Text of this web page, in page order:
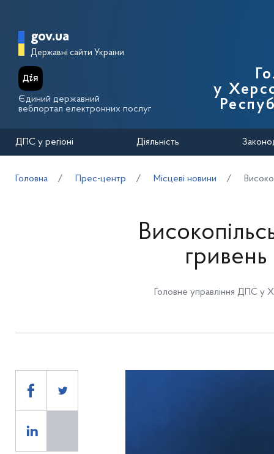
Головна сторінка Державної
gov.ua
Державні сайти України
Єдиний державний
вебпортал електронних послуг
у
ДПС у регіоні Діяльність
Головна Прес-центр Місцеві новини
Головне управління ДПС у